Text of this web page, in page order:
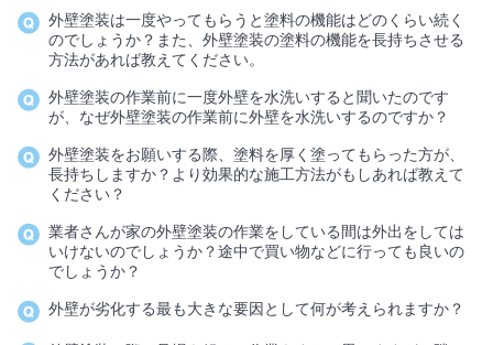
外壁塗装は一度やってもらうと塗料の機能はどのくらい続く
のでしょうか？また、外壁塗装の塗料の機能を長持ちさせる
方法があれば教えてください。
外壁塗装の作業前に一度外壁を水洗いすると聞いたのです
が、なぜ外壁塗装の作業前に外壁を水洗いするのですか？
外壁塗装をお願いする際、塗料を厚く塗ってもらった方が、
長持ちしますか？より効果的な施工方法がもしあれば教えて
ください？
業者さんが家の外壁塗装の作業をしている間は外出をしては
いけないのでしょうか？途中で買い物などに行っても良いの
でしょうか？
外壁が劣化する最も大きな要因として何が考えられますか？